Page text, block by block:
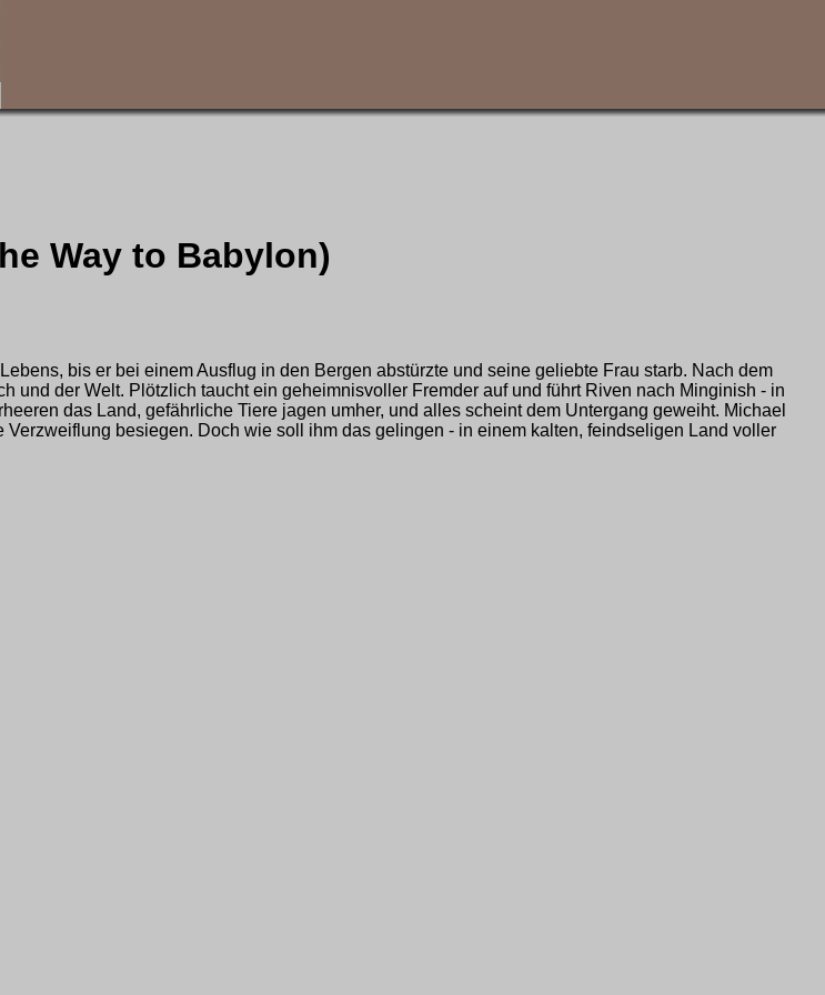
Way to Babylon)
bis er bei einem Ausflug in den Bergen abstürzte und seine geliebte Frau starb. Nach dem
der Welt. Plötzlich taucht ein geheimnisvoller Fremder auf und führt Riven nach Minginish - in
das Land, gefährliche Tiere jagen umher, und alles scheint dem Untergang geweiht. Michael
besiegen. Doch wie soll ihm das gelingen - in einem kalten, feindseligen Land voller